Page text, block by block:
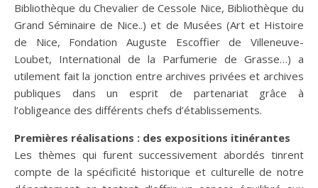
Bibliothèque du Chevalier de Cessole Nice, Bibliothèque du
Grand Séminaire de Nice..) et de Musées (Art et Histoire
de Nice, Fondation Auguste Escoffier de Villeneuve-
Loubet, International de la Parfumerie de Grasse…) a
utilement fait la jonction entre archives privées et archives
publiques dans un esprit de partenariat grâce à
l’obligeance des différents chefs d’établissements.
Premières réalisations : des expositions itinérantes
Les thèmes qui furent successivement abordés tinrent
compte de la spécificité historique et culturelle de notre